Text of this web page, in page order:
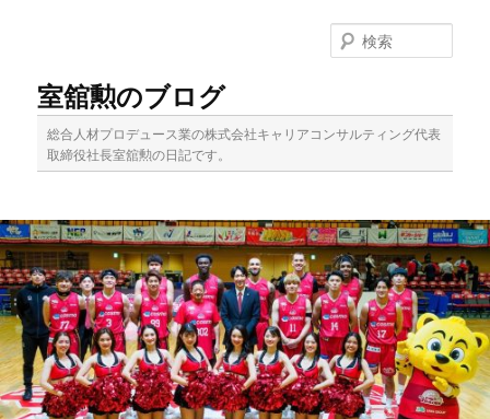
移
動
室舘勲のブログ
総合人材プロデュース業の株式会社キャリアコンサルティング代表
取締役社長室舘勲の日記です。
索